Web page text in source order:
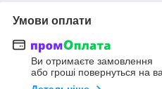
Умови оплати
Ви отримаєте замовлення
або гроші повернуться на